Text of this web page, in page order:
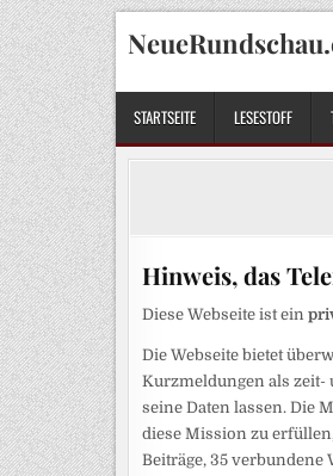
Skip
to
content
STARTSEITE LESESTOFF
Hinweis, das
Diese Webseite ist ein
Die Webseite bietet
Kurzmeldungen als zeit-
seine Daten lassen. Die
diese Mission zu
Beiträge, 35